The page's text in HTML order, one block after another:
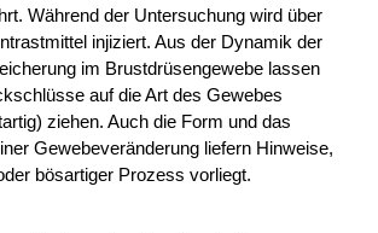
Während der Untersuchung wird über
injiziert. Aus der Dynamik der
im Brustdrüsengewebe lassen
auf die Art des Gewebes
ziehen. Auch die Form und das
Gewebeveränderung liefern Hinweise,
bösartiger Prozess vorliegt.